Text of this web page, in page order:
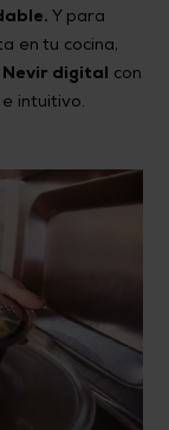
Y para
en tu cocina,
digital con
intuitivo.